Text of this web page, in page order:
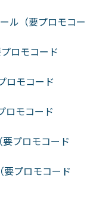
ル（要プロモコー
ロモコード
ロモコード
ロモコード
プロモコード
要プロモコード